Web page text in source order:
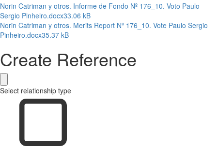
Norin Catriman y otros. Informe de Fondo Nº 176_10. Voto Paulo
Sergio Pinheiro.docx33.06 kB
Norin Catriman y otros. Merits Report Nº 176_10. Vote Paulo Sergio
Pinheiro.docx35.37 kB
Create Reference
Select relationship type